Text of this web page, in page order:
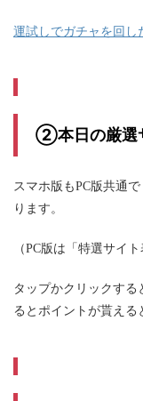
運試しでガチャを回し
②本日の厳選
スマホ版もPC版共通で
ります。
（PC版は「特選サイト
タップかクリックす
るとポイントが貰える